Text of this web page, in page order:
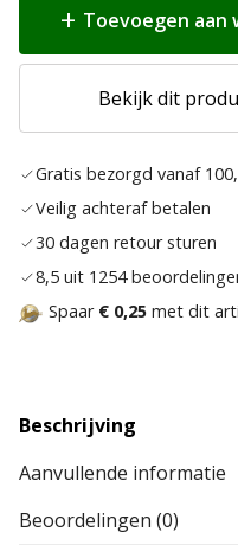
Toevoegen aan
Bekijk dit
Gratis bezorgd vanaf
Veilig achteraf betalen
30 dagen retour sturen
8,5 uit 1254
Spaar € 0,25 met dit
Beschrijving
Aanvullende informatie
Beoordelingen (0)